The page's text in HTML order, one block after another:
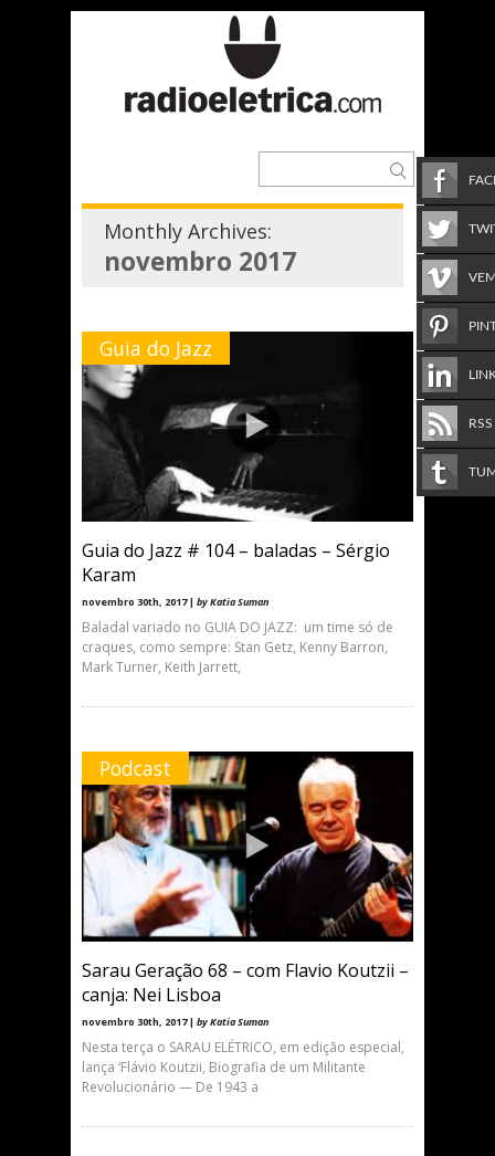
Monthly Archives:
novembro 2017
Guia do Jazz
Guia do Jazz # 104 – baladas – Sérgio
Karam
novembro 30th, 2017 | by Katia Suman
Baladal variado no GUIA DO JAZZ: um time só de
craques, como sempre: Stan Getz, Kenny Barron,
Mark Turner, Keith Jarrett,
Podcast
Sarau Geração 68 – com Flavio Koutzii –
canja: Nei Lisboa
novembro 30th, 2017 | by Katia Suman
Nesta terça o SARAU ELÉTRICO, em edição especial,
lança ‘Flávio Koutzii, Biografia de um Militante
Revolucionário — De 1943 a
RSS